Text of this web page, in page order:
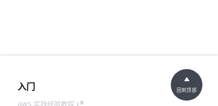
入门
AWS 实践经验教程
回到顶部